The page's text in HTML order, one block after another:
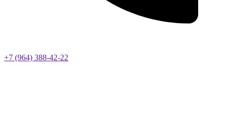
+7 (964) 388-42-22